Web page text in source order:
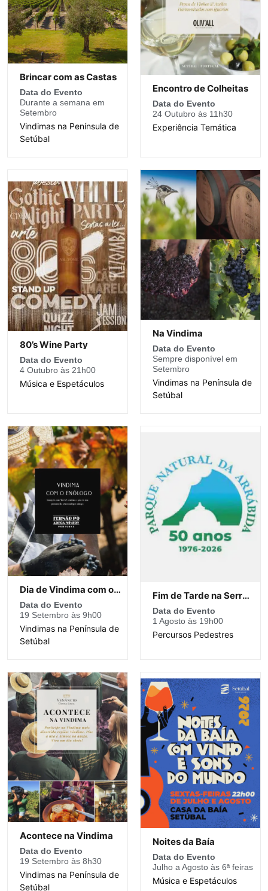
Brincar com as Castas
Data do Evento
Durante a semana em
Setembro
Vindimas na Península de
Setúbal
Encontro de Colheitas
Data do Evento
24 Outubro às 11h30
Experiência Temática
80’s Wine Party
Data do Evento
4 Outubro às 21h00
Música e Espetáculos
Na Vindima
Data do Evento
Sempre disponível em
Setembro
Vindimas na Península de
Setúbal
Dia de Vindima com o Enólogo
Data do Evento
19 Setembro às 9h00
Vindimas na Península de
Setúbal
Fim de Tarde na Serra do Louro
Data do Evento
1 Agosto às 19h00
Percursos Pedestres
Acontece na Vindima
Data do Evento
19 Setembro às 8h30
Vindimas na Península de
Setúbal
Noites da Baía
Data do Evento
Julho a Agosto às 6ª feiras
Música e Espetáculos